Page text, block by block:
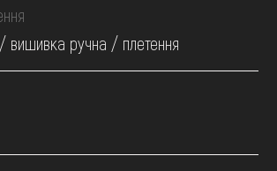
вишивка ручна / плетення